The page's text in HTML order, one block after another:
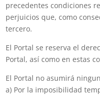
precedentes condiciones
perjuicios que, como
tercero.
El Portal se reserva el
Portal, así como en estas
El Portal no asumirá
a) Por la imposibilidad